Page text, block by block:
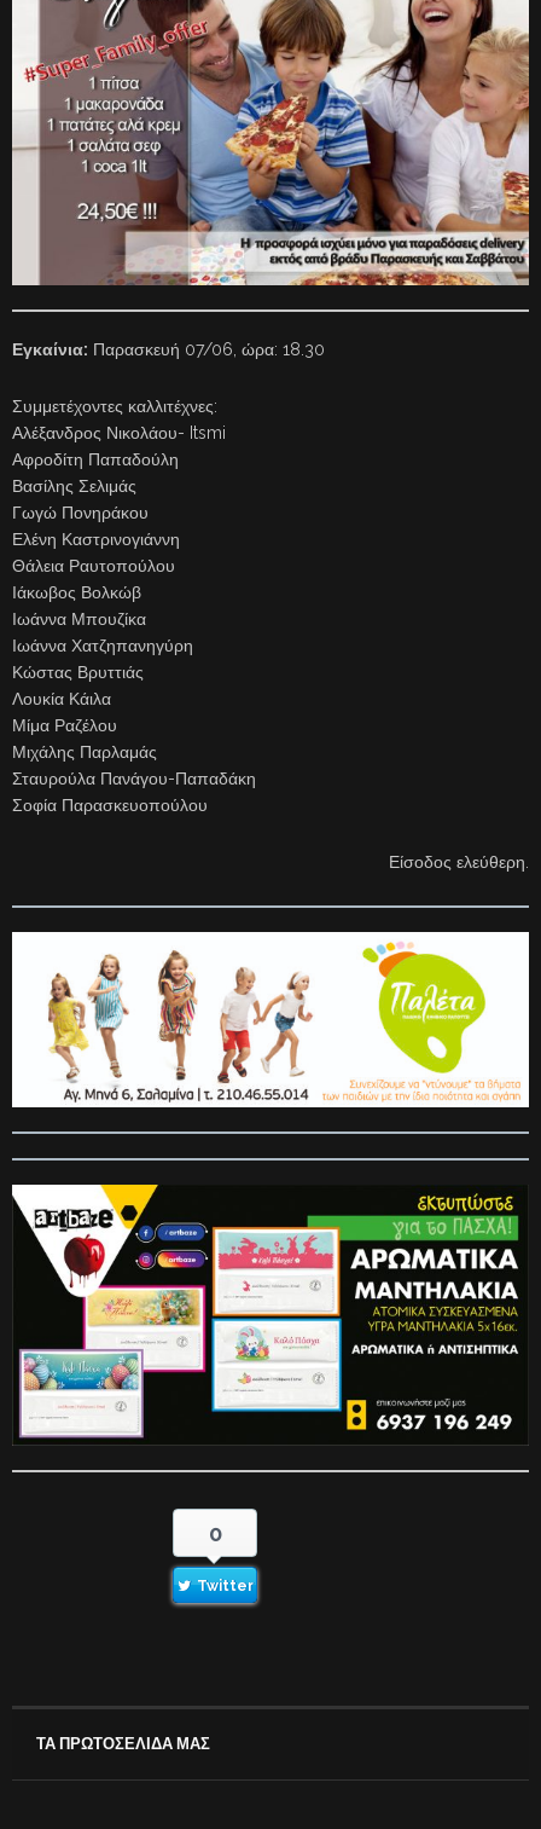
Εγκαίνια: Παρασκευή 07/06, ώρα: 18.30
Συμμετέχοντες καλλιτέχνες:
Αλέξανδρος Νικολάου- Itsmi
Αφροδίτη Παπαδούλη
Βασίλης Σελιμάς
Γωγώ Πονηράκου
Ελένη Καστρινογιάννη
Θάλεια Ραυτοπούλου
Ιάκωβος Βολκώβ
Ιωάννα Μπουζίκα
Ιωάννα Χατζηπανηγύρη
Κώστας Βρυττιάς
Λουκία Κάιλα
Μίμα Ραζέλου
Μιχάλης Παρλαμάς
Σταυρούλα Πανάγου-Παπαδάκη
Σοφία Παρασκευοπούλου
Είσοδος ελεύθερη.
0
Twitter
ΤΑ ΠΡΩΤΟΣΕΛΙΔΑ ΜΑΣ